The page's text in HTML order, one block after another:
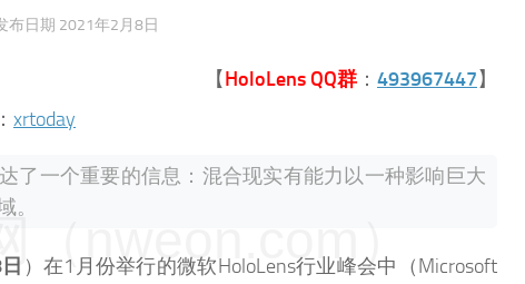
布日期 2021年2月8日
【HoloLens QQ群 ： 493967447】
xrtoday
了一个重要的信息：混合现实有能力以一种影响巨大
。
）在1月份举行的微软HoloLens行业峰会中（Microsoft
（nweon.com）